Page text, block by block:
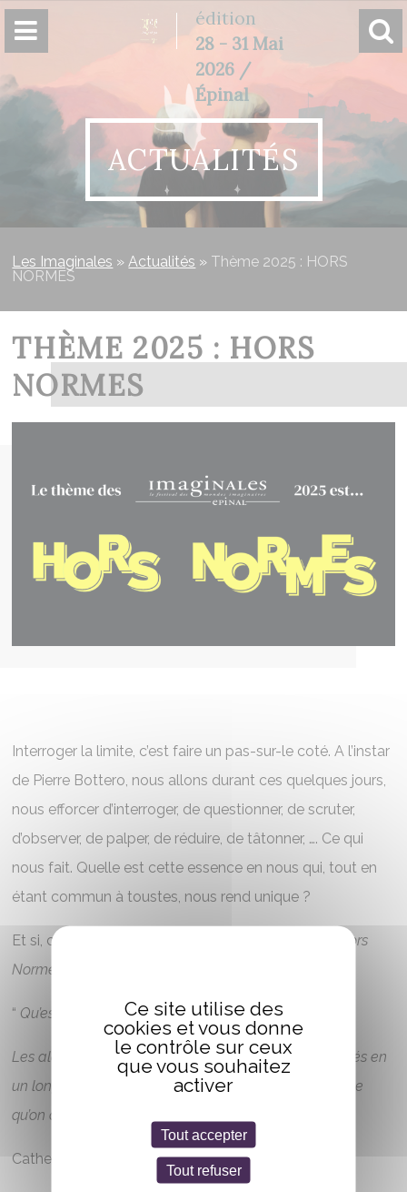
édition
28 - 31 Mai
2026 /
Épinal
ACTUALITÉS
Les Imaginales »Actualités » Thème 2025 : HORS
NORMES
THÈME 2025 : HORS
NORMES
Interroger la limite, c’est faire un pas-sur-le coté. A l’instar
de Pierre Bottero, nous allons durant ces quelques jours,
nous efforcer d’interroger, de questionner, de scruter,
d’observer, de palper, de réduire, de tâtonner, …. Ce qui
nous fait. Quelle est cette essence en nous qui, tout en
étant commun à toustes, nous rend unique ?
Et si, contre toutes attentes, nous étions toustes
Hors
Normes.
“ Qu’est-ce qui a pu faire de moi un filtre particulier ?
Les aléas de mon existence que les mots ont ordonnés en
un long récit, comme les rives d’un cours d’eau. C’est ce
qu’on appelle une individualité, je crois.
Catherine Dufour “Les champs de la Lune“. 2024
Panneau de gestion des cookies
Ce site utilise des
cookies et vous donne
le contrôle sur ceux
que vous souhaitez
activer
Tout accepter
Tout refuser